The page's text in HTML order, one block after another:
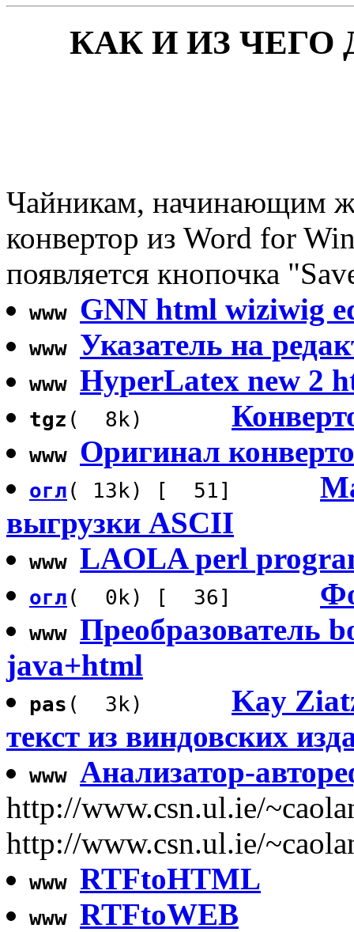
КАК И ИЗ ЧЕГО
Чайникам, начинающим
конвертор из Word for
появляется кнопочка
www GNN html wiziwig
www Указатель на
www HyperLatex new 2
tgz ( 8k)
www Оригинал
огл( 13k) [ 51]
выгрузки ASCII
www LAOLA perl
огл( 0k) [ 36]
www Преобразователь
java+html
pas ( 3k) Kay
текст из виндовских
www Анализатор-
http://www.csn.ul.ie/
http://www.csn.ul.ie/
www RTFtoHTML
www RTFtoWEB